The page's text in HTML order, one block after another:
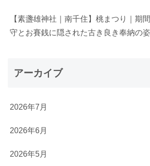
【素盞雄神社｜南千住】桃まつり｜期
守とお賽銭に隠された古き良き奉納の姿
アーカイブ
2026年7月
2026年6月
2026年5月